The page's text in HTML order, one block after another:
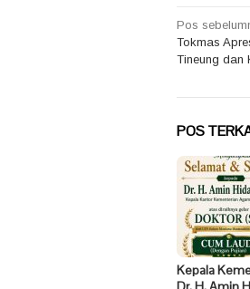
pos
Pos
Tokmas
Tineung dan
POS
Kepala